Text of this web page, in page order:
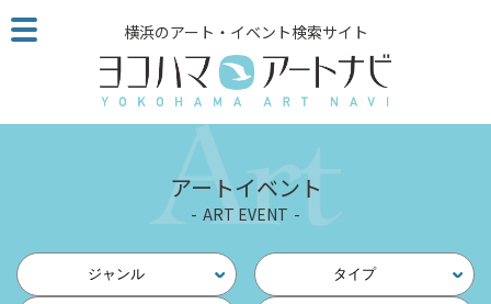
こ
の
ジ
読
横浜のアート・イベント検索サイト
アートイベント
ART EVENT
ジャンル タイプ